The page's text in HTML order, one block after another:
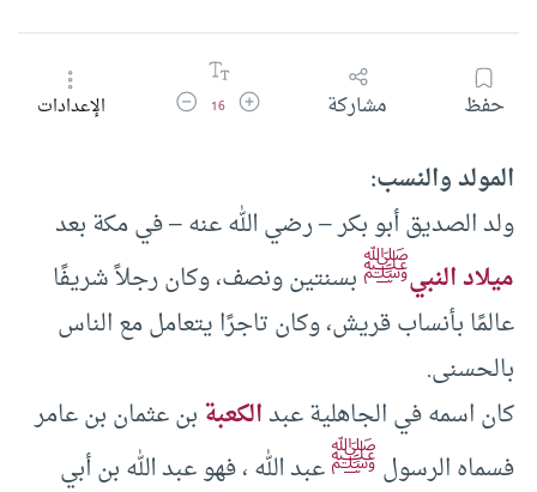
حفظ مشاركة زيادة حجم الخط
16 تقليل حجم الخطالإعدادات
المولد والنسب:
ولد الصديق أبو بكر – رضي الله عنه – في مكة بعد
ميلاد النبيﷺبسنتين ونصف، وكان رجلاً شريفًا
عالمًا بأنساب قريش، وكان تاجرًا يتعامل مع الناس
بالحسنى.
كان اسمه في الجاهلية عبدالكعبةبن عثمان بن عامر
فسماه الرسولﷺعبد الله ، فهو عبد الله بن أبي